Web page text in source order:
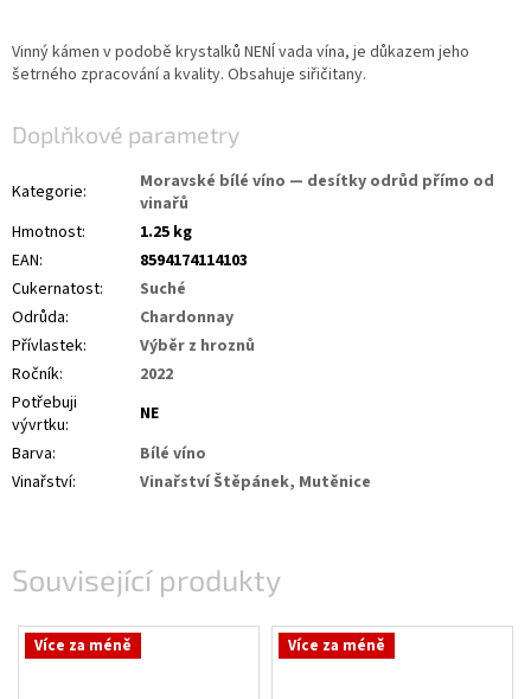
Související produkty
Více za méně Více za méně
Vinný kámen v podobě krystalků NENÍ vada vína, je důkazem jeho
šetrného zpracování a kvality. Obsahuje siřičitany.
Doplňkové parametry
Kategorie:
Moravské bílé víno — desítky odrůd přímo od
vinařů
Hmotnost:
1.25 kg
EAN:
8594174114103
Cukernatost:
Suché
Odrůda:
Chardonnay
Přívlastek:
Výběr z hroznů
Ročník:
2022
Potřebuji
vývrtku:
NE
Barva:
Bílé víno
Vinařství: Vinařství Štěpánek, Mutěnice